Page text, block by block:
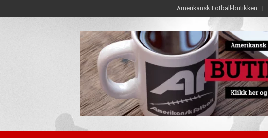
Amerikansk Fotball-butikken